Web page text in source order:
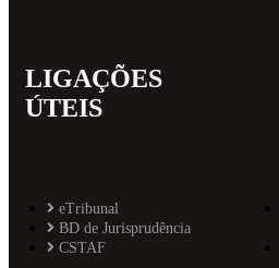
LIGAÇÕES
ÚTEIS
eTribunal
BD de Jurisprudência
CSTAF